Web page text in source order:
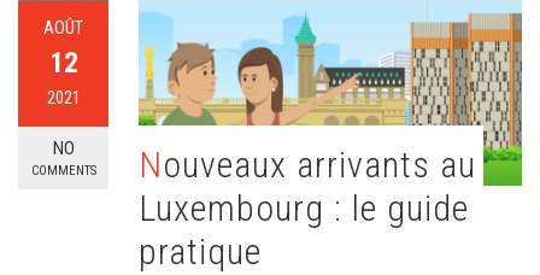
AOÛT
12
2021
NO
COMMENTS
Nouveaux arrivants au
Luxembourg : le guide
pratique